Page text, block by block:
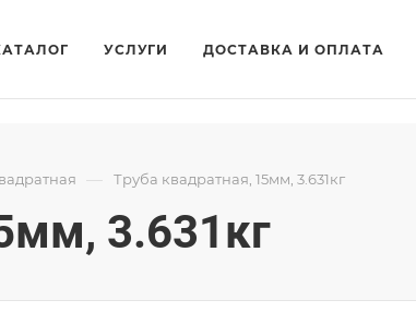
УСЛУГИ ДОСТАВКА И ОПЛАТА
— Труба квадратная, 15мм, 3.631кг
3.631кг